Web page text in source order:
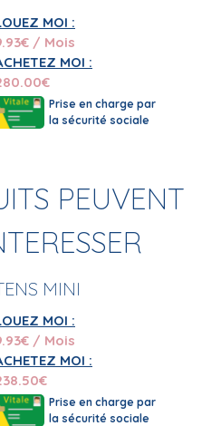
MOI :
€ / Mois
MOI :
€
Prise en charge par
la sécurité sociale
PEUVENT
MINI
MOI :
€ / Mois
MOI :
€
Prise en charge par
la sécurité sociale